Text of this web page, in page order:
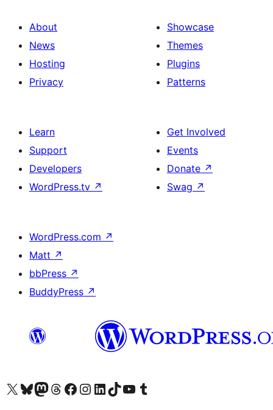
About
News
Hosting
Privacy
Showcase
Themes
Plugins
Patterns
Learn
Support
Developers
WordPress.tv ↗
Get Involved
Events
Donate ↗
Swag ↗
WordPress.com ↗
Matt ↗
bbPress ↗
BuddyPress ↗
Visit our X (formerly Twitter) account
ہمارے بلیواسکائی اکاؤنٹ پر جائیں
Visit our Mastodon account
ہمارے ٹھریڈز اکاؤنٹ پر جائیں
Visit our Facebook page
Visit our Instagram account
Visit our LinkedIn account
ہمارے ٹک ٹاک اکاؤنٹ پر جائیں
Visit our YouTube channel
ہمارے ٹمبلر اکاؤنٹ پر جائیں